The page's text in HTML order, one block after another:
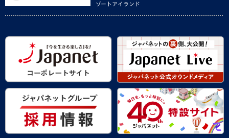
ゾートアイランド